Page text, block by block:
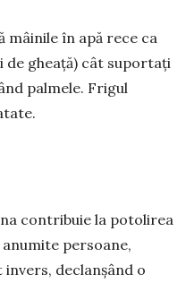
mâinile în apă rece ca
de gheață) cât suportați
palmele. Frigul
contribuie la potolirea
per­soane,
declanșând o